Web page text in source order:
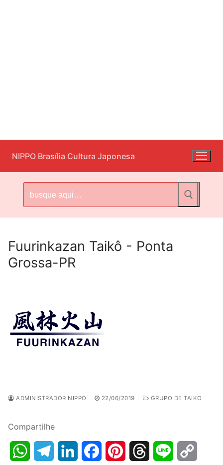
para
o
conteúdo
NIPPO Brasília Cultura Japonesa
por:
Fuurinkazan Taikô - Ponta
Grossa-PR
ADMINISTRADOR NIPPO 22/06/2019 GRUPO DE TAIKO
Compartilhe
WhatsAppTelegramLinkedInFacebookPinterestThreads Line